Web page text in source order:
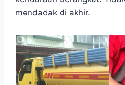
mendadak di akhir.